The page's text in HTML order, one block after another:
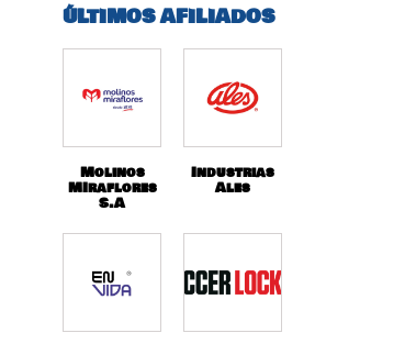
ÚLTIMOS AFILIADOS
Molinos
MIraflores
S.A
Industrias
Ales